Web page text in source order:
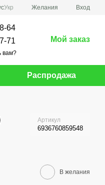
Укр Желания Вход
64
71
вам?
Мой заказ
Распродажа
Артикул
6936760859548
В желания